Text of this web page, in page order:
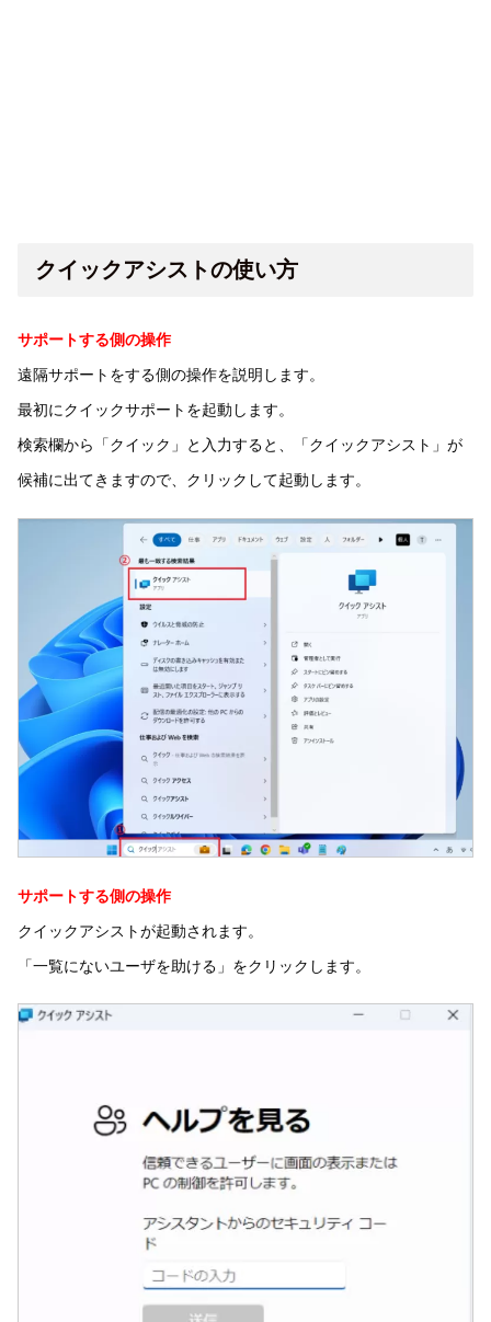
クイックアシストの使い方
サポートする側の操作
遠隔サポートをする側の操作を説明します。
最初にクイックサポートを起動します。
検索欄から「クイック」と入力すると、「クイックアシスト」が
候補に出てきますので、クリックして起動します。
サポートする側の操作
クイックアシストが起動されます。
「一覧にないユーザを助ける」をクリックします。